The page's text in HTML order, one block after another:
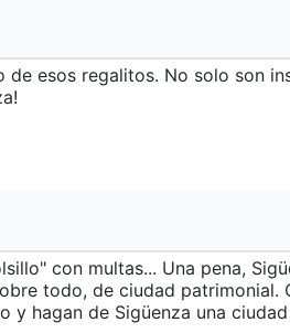
esos regalitos. No solo son
con multas... Una pena,
todo, de ciudad patrimonial.
y hagan de Sigüenza una